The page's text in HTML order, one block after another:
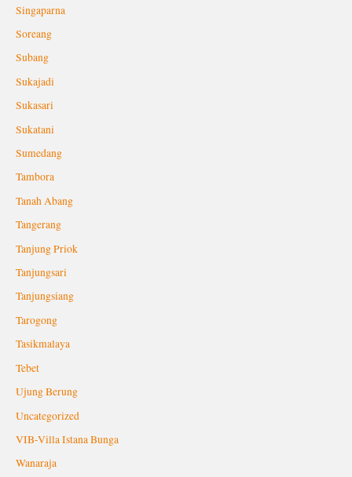
Singaparna
Soreang
Subang
Sukajadi
Sukasari
Sukatani
Sumedang
Tambora
Tanah Abang
Tangerang
Tanjung Priok
Tanjungsari
Tanjungsiang
Tarogong
Tasikmalaya
Tebet
Ujung Berung
Uncategorized
VIB-Villa Istana Bunga
Wanaraja